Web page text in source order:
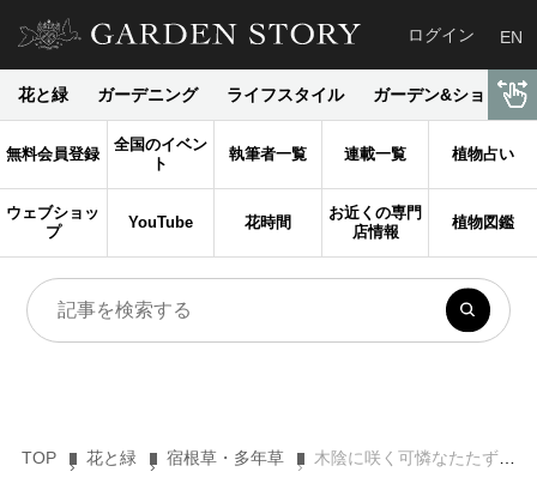
ログイン EN
花と緑 ガーデニング ライフスタイル ガーデン&ショップ
無料会員登録
全国のイベン
ト
執筆者一覧 連載一覧 植物占い
ウェブショッ
プ
YouTube 花時間
お近くの専門
店情報
植物図鑑
TOP 花と緑 宿根草・多年草 木陰に咲く可憐なたたずまい。茶花としても親しまれるミヤコワスレを育ててみよう